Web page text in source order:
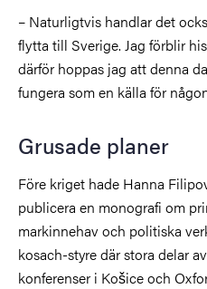
– Naturligtvis handlar det
flytta till Sverige. Jag förblir
därför hoppas jag att denna
fungera som en källa för
Grusade planer
Före kriget hade Hanna
publicera en monografi om
markinnehav och politiska
kosach-styre där stora delar
konferenser i Košice och